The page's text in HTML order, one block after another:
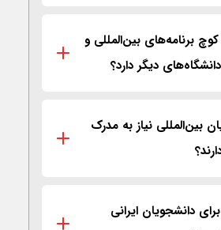
کوچ برنامه‌های بین‌المللی و
دیگر دارد؟
بین‌المللی نیاز به مدرک
دانشجویان ایرانی